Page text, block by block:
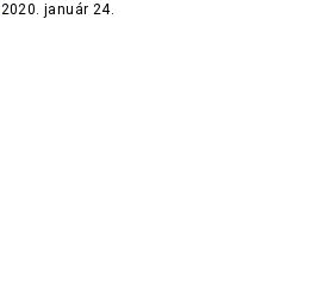
2020. január 24.